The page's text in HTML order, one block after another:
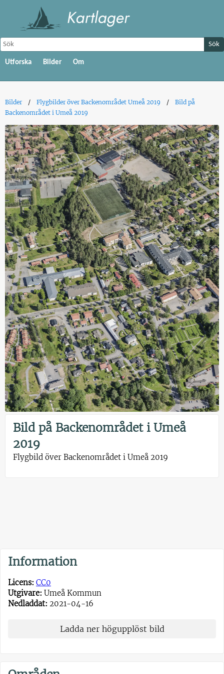
Sök
Utforska Bilder Om
Bilder Flygbilder över Backenområdet Umeå 2019
Bild på
Backenområdet i Umeå 2019
Bild på Backenområdet i Umeå
2019
Flygbild över Backenområdet i Umeå 2019
Information
Licens: CC0
Utgivare: Umeå Kommun
Nedladdat: 2021-04-16
Ladda ner högupplöst bild